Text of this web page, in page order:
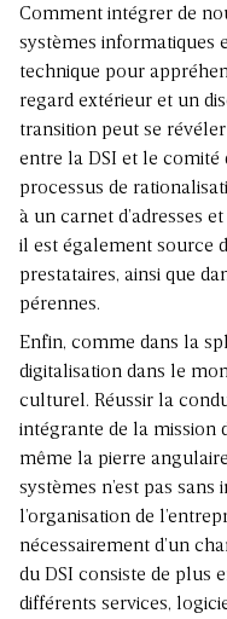
Comment intégrer de
systèmes informatiques
technique pour
regard extérieur et un
transition peut se
entre la DSI et le comité
processus de
à un carnet d’adresses
il est également source
prestataires, ainsi que
pérennes.
Enfin, comme dans la
digitalisation dans le
culturel. Réussir la
intégrante de la mission
même la pierre
systèmes n’est pas
l’organisation de
nécessairement d’un
du DSI consiste de plus
différents services,